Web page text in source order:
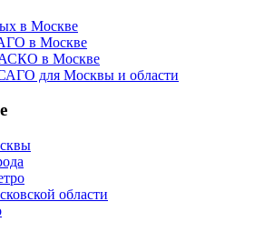
в Москве
в Москве
в Москве
для Москвы и области
области